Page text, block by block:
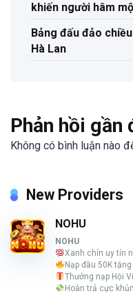
khiến người hâm
Bảng đấu đảo
Hà Lan
Phản hồi gần
Không có bình luận nào
New Providers
NOHU
NOHU
Xanh chín uy tín
Nạp đầu 50K
Thưởng nạp Hội
Hoàn trả cực